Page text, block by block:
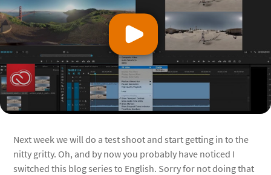
Bekijk video
Next week we will do a test shoot and start getting in to the
nitty gritty. Oh, and by now you probably have noticed I
switched this blog series to English. Sorry for not doing that